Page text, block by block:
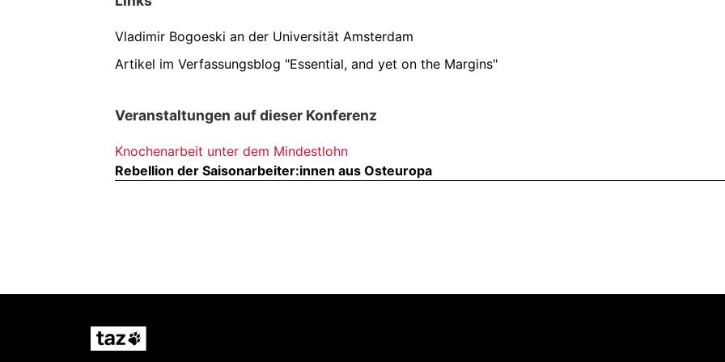
Vladimir Bogoeski an der Universität Amsterdam
Artikel im Verfassungsblog "Essential, and yet on the Margins"
Veranstaltungen auf dieser Konferenz
Knochenarbeit unter dem Mindestlohn
Rebellion der Saisonarbeiter:innen aus Osteuropa